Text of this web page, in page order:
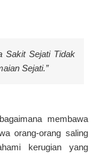
Sakit Sejati Tidak
Sejati.”
membawa
orang-orang saling
kerugian yang